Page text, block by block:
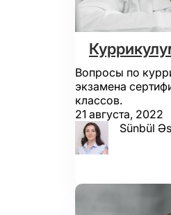
Вопросы по
экзамена
классов.
21 августа, 2022
Sünbül